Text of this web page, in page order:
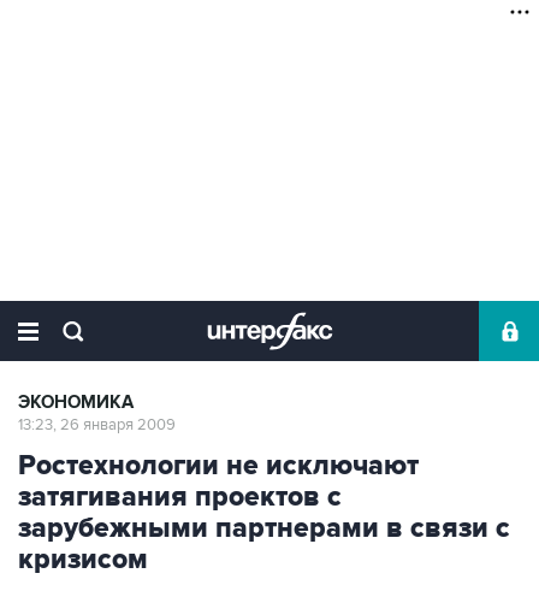
ЭКОНОМИКА
13:23, 26 января 2009
Ростехнологии не исключают
затягивания проектов с
зарубежными партнерами в связи с
кризисом